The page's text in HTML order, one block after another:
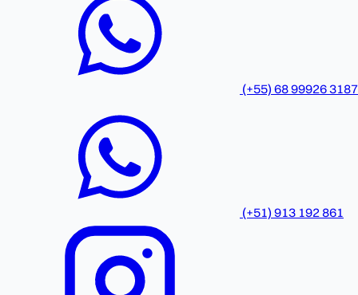
(+55) 68 99926 3187
(+51) 913 192 861